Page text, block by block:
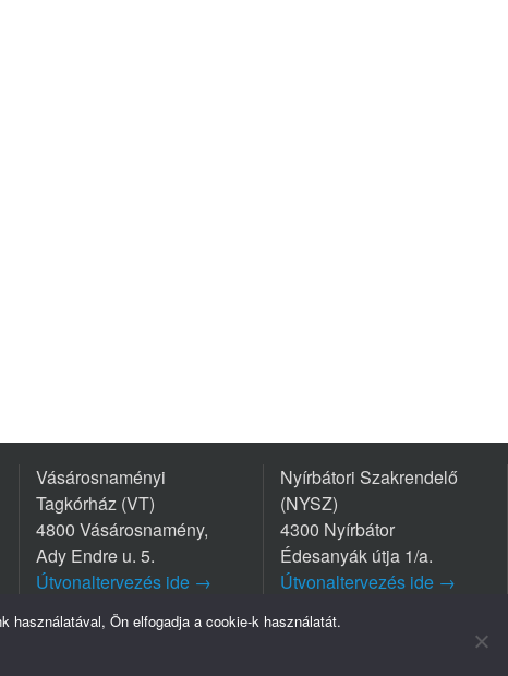
Vásárosnaményi
Tagkórház (VT)
4800 Vásárosnamény,
Ady Endre u. 5.
Útvonaltervezés ide →
Tel.: +36 45/570-770
Nyírbátori Szakrendelő
(NYSZ)
4300 Nyírbátor
Édesanyák útja 1/a.
Útvonaltervezés ide →
használatával, Ön elfogadja a cookie-k használatát.